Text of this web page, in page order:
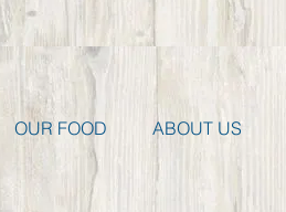
OUR FOOD ABOUT US